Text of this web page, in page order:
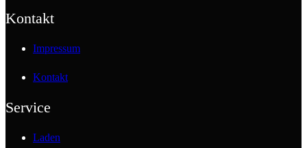
Kontakt
Impressum
Kontakt
Service
Laden